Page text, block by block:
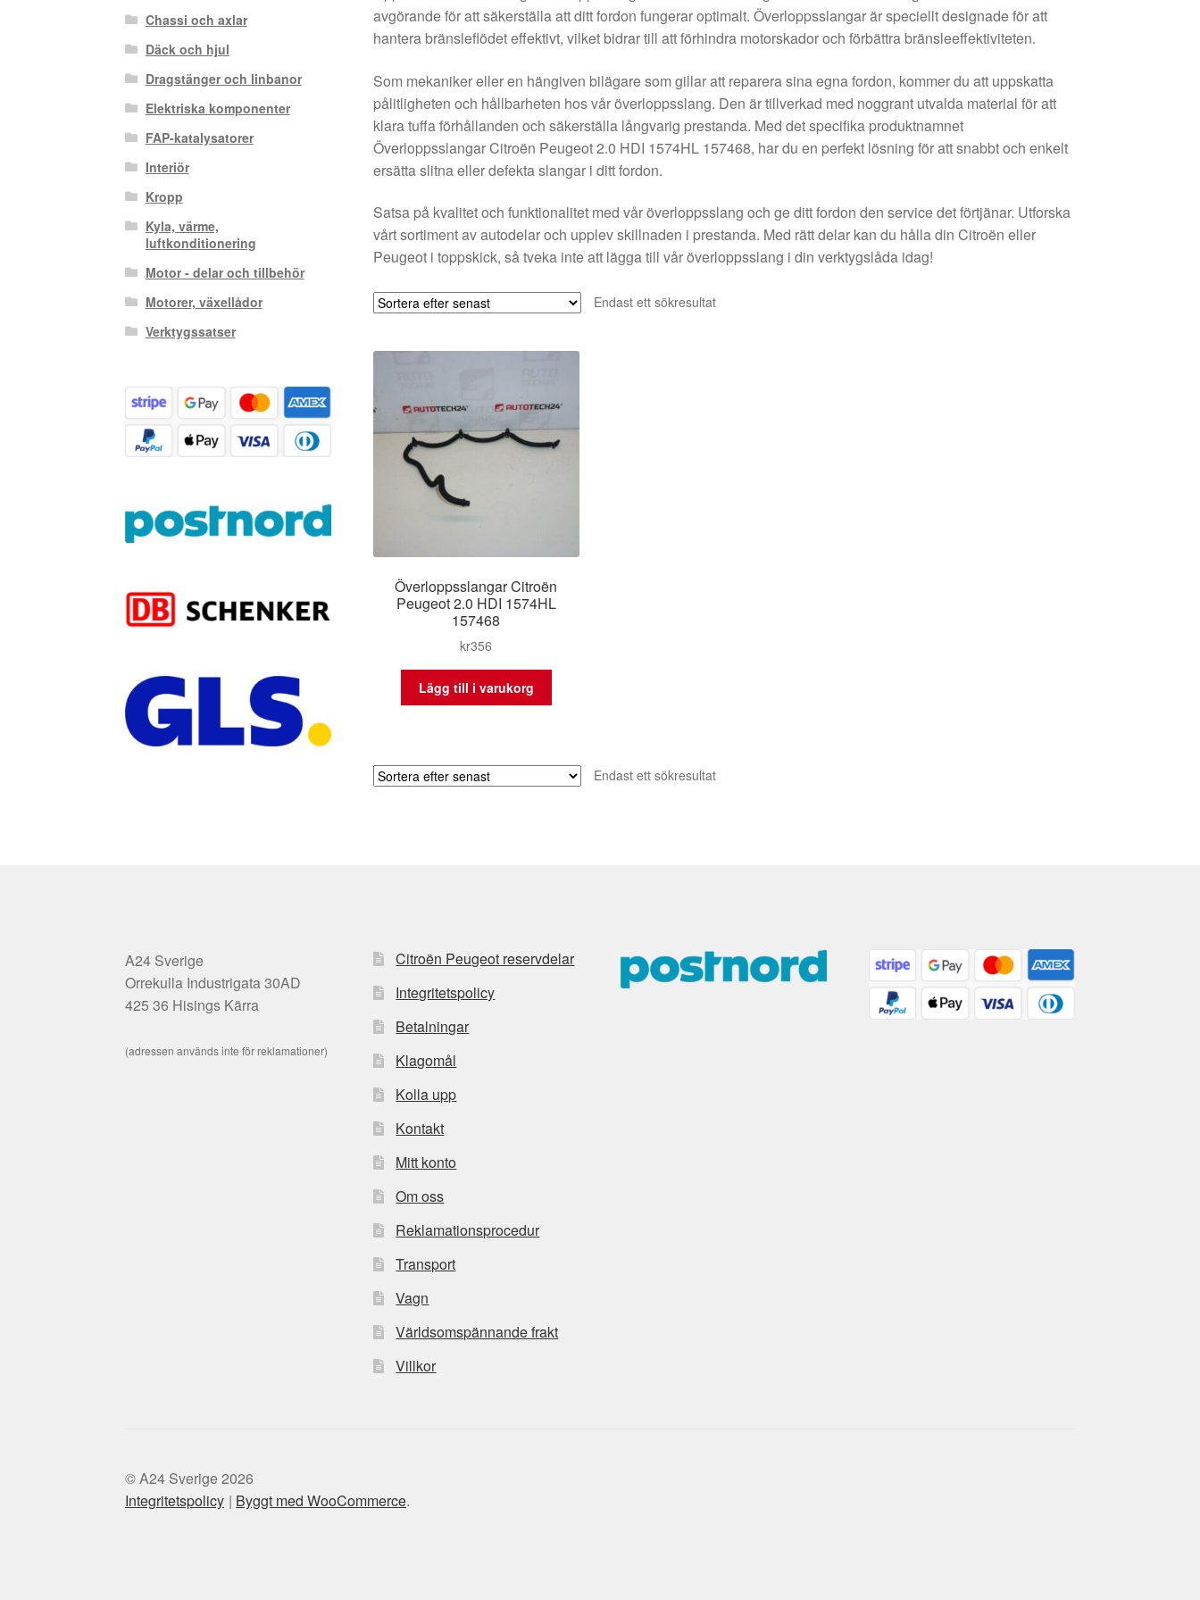
avgörande för att säkerställa att ditt fordon fungerar optimalt. Överloppsslangar är speciellt designade för att
hantera bränsleflödet effektivt, vilket bidrar till att förhindra motorskador och förbättra bränsleeffektiviteten.
Som mekaniker eller en hängiven bilägare som gillar att reparera sina egna fordon, kommer du att uppskatta
pålitligheten och hållbarheten hos vår överloppsslang. Den är tillverkad med noggrant utvalda material för att
klara tuffa förhållanden och säkerställa långvarig prestanda. Med det specifika produktnamnet
Överloppsslangar Citroën Peugeot 2.0 HDI 1574HL 157468, har du en perfekt lösning för att snabbt och enkelt
ersätta slitna eller defekta slangar i ditt fordon.
Satsa på kvalitet och funktionalitet med vår överloppsslang och ge ditt fordon den service det förtjänar. Utforska
vårt sortiment av autodelar och upplev skillnaden i prestanda. Med rätt delar kan du hålla din Citroën eller
Peugeot i toppskick, så tveka inte att lägga till vår överloppsslang i din verktygslåda idag!
Endast ett sökresultat
Överloppsslangar Citroën
Peugeot 2.0 HDI 1574HL
157468
kr356
Lägg till i varukorg
Endast ett sökresultat
Chassi och axlar
Däck och hjul
Dragstänger och linbanor
Elektriska komponenter
FAP-katalysatorer
Interiör
Kropp
Kyla, värme,
luftkonditionering
Motor - delar och tillbehör
Motorer, växellådor
Verktygssatser
A24 Sverige
Orrekulla Industrigata 30AD
425 36 Hisings Kärra
(adressen används inte för reklamationer)
Citroën Peugeot reservdelar
Integritetspolicy
Betalningar
Klagomål
Kolla upp
Kontakt
Mitt konto
Om oss
Reklamationsprocedur
Transport
Vagn
Världsomspännande frakt
Villkor
© A24 Sverige 2026
Integritetspolicy
Byggt med WooCommerce.